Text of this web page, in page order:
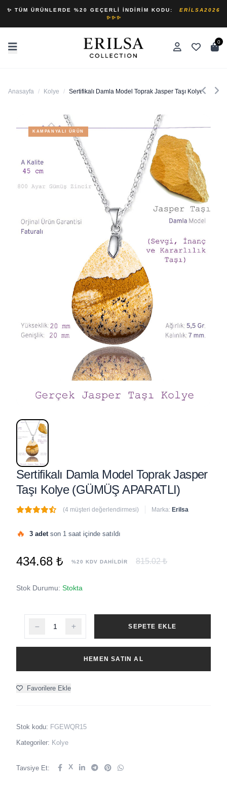
✨ TÜM ÜRÜNLERDE %20 GEÇERLI İNDIRIM KODU:
ERILSA2026
✨✨✨
0
Anasayfa / Kolye / Sertifikalı Damla Model Toprak Jasper Taşı Kolye
KAMPANYALI ÜRÜN
Sertifikalı Damla Model Toprak Jasper
Taşı Kolye (GÜMÜŞ APARATLI)
(4 müşteri değerlendirmesi) Marka: Erilsa
🔥 3 adet son 1 saat içinde satıldı
434.68 ₺ %20 KDV DAHİLDİR 815.02 ₺
Stok Durumu: Stokta
SEPETE EKLE
HEMEN SATIN AL
Favorilere Ekle
Stok kodu: FGEWQR15
Kategoriler: Kolye
Tavsiye Et: X